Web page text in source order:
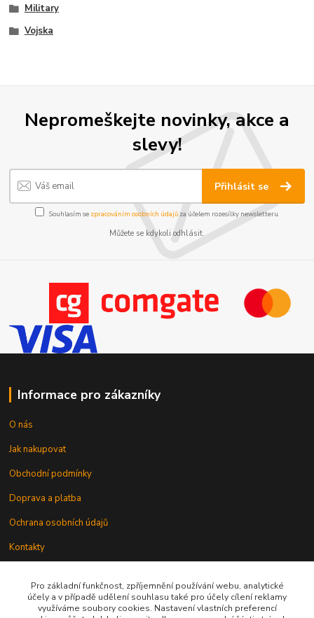
Military
Vojska
Nepromeškejte novinky, akce a
slevy!
Přihlásit se
Souhlasím se zpracováním osobních údajůza účelem rozesílky newsletteru.
Můžete se kdykoli odhlásit.
Informace pro zákazníky
O nás
Jak nakupovat
Obchodní podmínky
Doprava a platba
Ochrana osobních údajů
Kontakty
Pro základní funkčnost, zpříjemnění používání webu, analytické
účely a v případě udělení souhlasu také pro účely cílení reklamy
využíváme soubory cookies. Nastavení vlastních preferencí